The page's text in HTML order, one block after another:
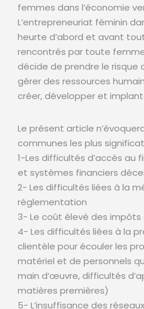
femmes dans l’économie
L’entrepreneuriat féminin
heurte d’abord et avant
rencontrés par toute
décide de prendre le risque
gérer des ressources
créer, développer et
Le présent article
communes les plus
1-Les difficultés d’accès au
et systèmes financiers
2- Les difficultés liées à la
règlementation
3- Le coût élevé des
4- Les difficultés liées à la
clientèle pour écouler les
matériel et de personnels
main d’œuvre, difficultés
matières premières)
5- L’insuffisance des